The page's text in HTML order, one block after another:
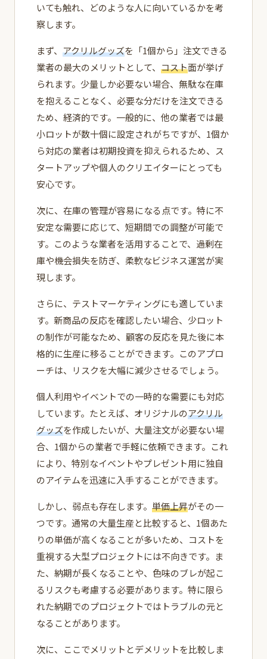
いても触れ、どのような人に向いているかを考
察します。
まず、 アクリルグッズを「1個から」注文できる
業者の最大のメリットとして、 コスト面が挙げ
られます。少量しか必要ない場合、無駄な在庫
を抱えることなく、必要な分だけを注文できる
ため、経済的です。一般的に、他の業者では最
小ロットが数十個に設定されがちですが、1個か
ら対応の業者は初期投資を抑えられるため、ス
タートアップや個人のクリエイターにとっても
安心です。
次に、在庫の管理が容易になる点です。特に不
安定な需要に応じて、短期間での調整が可能で
す。このような業者を活用することで、過剰在
庫や機会損失を防ぎ、柔軟なビジネス運営が実
現します。
さらに、テストマーケティングにも適していま
す。新商品の反応を確認したい場合、少ロット
の制作が可能なため、顧客の反応を見た後に本
格的に生産に移ることができます。このアプロ
ーチは、リスクを大幅に減少させるでしょう。
個人利用やイベントでの一時的な需要にも対応
しています。たとえば、オリジナルのアクリル
グッズを作成したいが、大量注文が必要ない場
合、1個からの業者で手軽に依頼できます。これ
により、特別なイベントやプレゼント用に独自
のアイテムを迅速に入手することができます。
しかし、弱点も存在します。 単価上昇がその一
つです。通常の大量生産と比較すると、1個あた
りの単価が高くなることが多いため、コストを
重視する大型プロジェクトには不向きです。ま
た、納期が長くなることや、色味のブレが起こ
るリスクも考慮する必要があります。特に限ら
れた納期でのプロジェクトではトラブルの元と
なることがあります。
次に、ここでメリットとデメリットを比較しま